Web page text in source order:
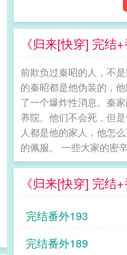
《归来[快穿] 完结
前欺负过秦昭的人，不
的秦昭都是他伪装的，
了一个爆炸性消息。秦
养院。他们不会死，但
人都是他的家人，他怎
的佩服。 一些大家的密
《归来[快穿] 完结
完结番外193
完结番外189